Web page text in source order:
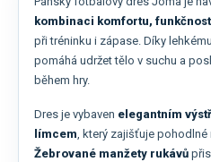
kombinaci komfortu,
při tréninku i zápase. Díky
pomáhá udržet tělo v suchu a
během hry.
Dres je vybaven elegantním
límcem, který zajišťuje
Žebrované manžety rukávů